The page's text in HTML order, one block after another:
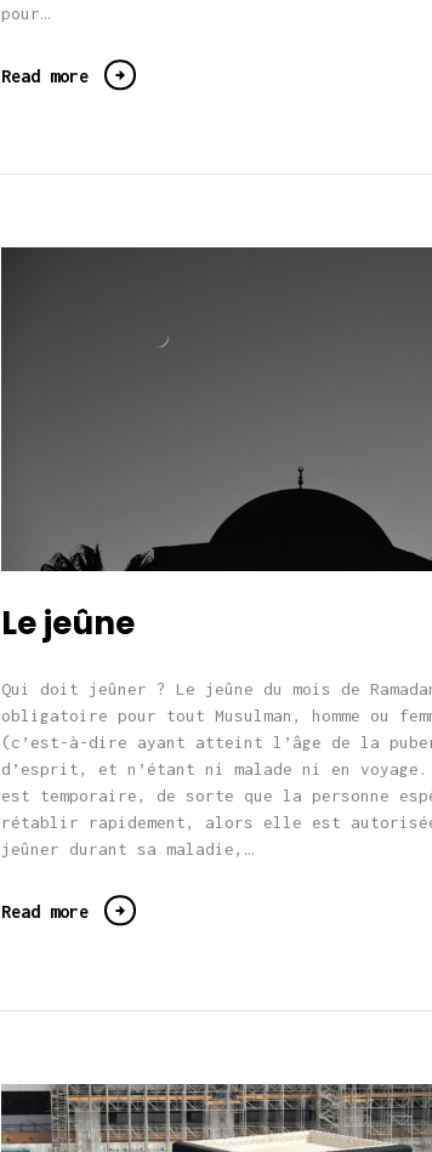
pour…
Read more
Le jeûne
Qui doit jeûner ? Le jeûne du mois de
obligatoire pour tout Musulman, homme ou
(c’est-à-dire ayant atteint l’âge de la
d’esprit, et n’étant ni malade ni en
est temporaire, de sorte que la personne
rétablir rapidement, alors elle est
jeûner durant sa maladie,…
Read more